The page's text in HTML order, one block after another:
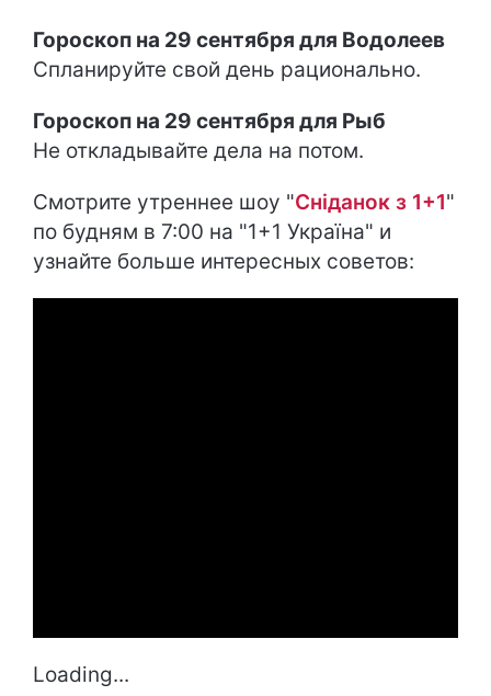
Гороскоп на 29 сентября для Водолеев
Спланируйте свой день рационально.
Гороскоп на 29 сентября для Рыб
Не откладывайте дела на потом.
Смотрите утреннее шоу "Сніданок з 1+1"
по будням в 7:00 на "1+1 Україна" и
узнайте больше интересных советов:
Loading...